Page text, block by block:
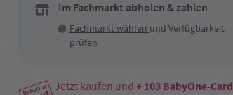
Im Fachmarkt abholen & zahlen
Fachmarkt wählen und Verfügbarkeit
prüfen
Jetzt kaufen und + 103 BabyOne-Card